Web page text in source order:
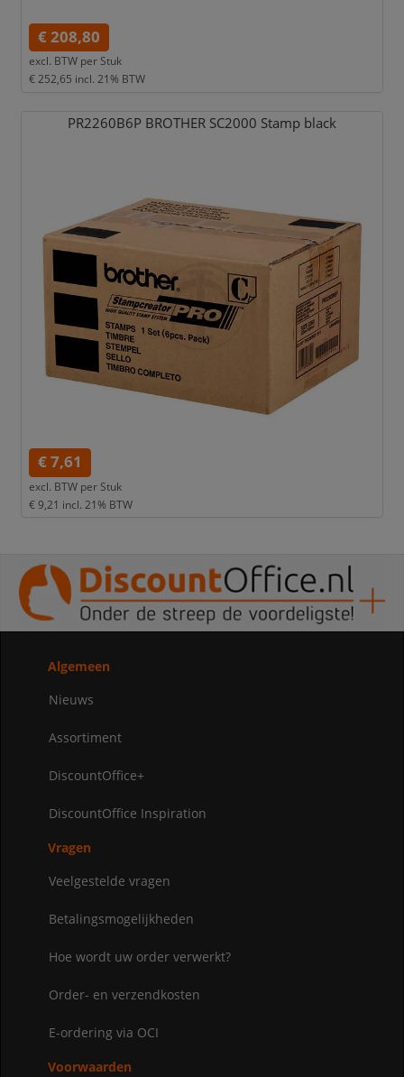
€ 208,80
excl. BTW per Stuk
€ 252,65 incl. 21% BTW
PR2260B6P BROTHER SC2000 Stamp black
€ 7,61
excl. BTW per Stuk
€ 9,21 incl. 21% BTW
Algemeen
Nieuws
Assortiment
DiscountOffice+
DiscountOffice Inspiration
Vragen
Veelgestelde vragen
Betalingsmogelijkheden
Hoe wordt uw order verwerkt?
Order- en verzendkosten
E-ordering via OCI
Voorwaarden